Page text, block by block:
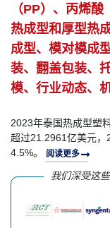
（PP）、丙烯
热成型和厚型热
成型、模对模成
装、翻盖包装、
模、行业动态、
2023年泰国热成型塑
超过21.2961亿美元，
4.5%。
阅读更多
我们深受这